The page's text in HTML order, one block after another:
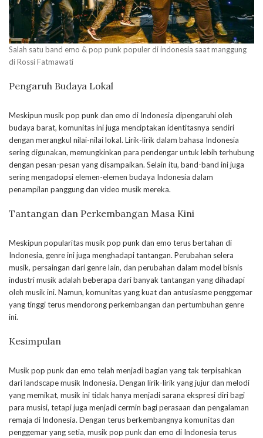
Salah satu band emo & pop punk populer di indonesia saat manggung
di Rossi Fatmawati
Pengaruh Budaya Lokal
Meskipun musik pop punk dan emo di Indonesia dipengaruhi oleh
budaya barat, komunitas ini juga menciptakan identitasnya sendiri
dengan merangkul nilai-nilai lokal. Lirik-lirik dalam bahasa Indonesia
sering digunakan, memungkinkan para pendengar untuk lebih terhubung
dengan pesan-pesan yang disampaikan. Selain itu, band-band ini juga
sering mengadopsi elemen-elemen budaya Indonesia dalam
penampilan panggung dan video musik mereka.
Tantangan dan Perkembangan Masa Kini
Meskipun popularitas musik pop punk dan emo terus bertahan di
Indonesia, genre ini juga menghadapi tantangan. Perubahan selera
musik, persaingan dari genre lain, dan perubahan dalam model bisnis
industri musik adalah beberapa dari banyak tantangan yang dihadapi
oleh musik ini. Namun, komunitas yang kuat dan antusiasme penggemar
yang tinggi terus mendorong perkembangan dan pertumbuhan genre
ini.
Kesimpulan
Musik pop punk dan emo telah menjadi bagian yang tak terpisahkan
dari landscape musik Indonesia. Dengan lirik-lirik yang jujur dan melodi
yang memikat, musik ini tidak hanya menjadi sarana ekspresi diri bagi
para musisi, tetapi juga menjadi cermin bagi perasaan dan pengalaman
remaja di Indonesia. Dengan terus berkembangnya komunitas dan
penggemar yang setia, musik pop punk dan emo di Indonesia terus